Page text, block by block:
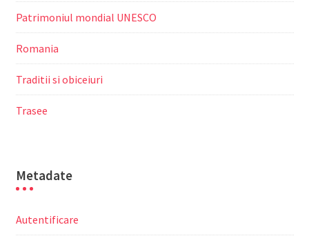
Patrimoniul mondial UNESCO
Romania
Traditii si obiceiuri
Trasee
Metadate
Autentificare